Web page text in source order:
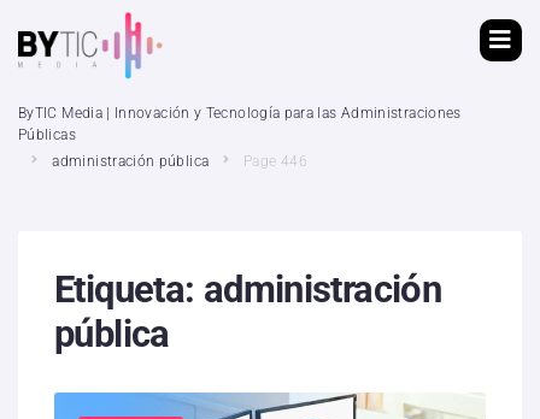
ByTIC Media | Innovación y Tecnología para las Administraciones
Públicas
administración pública
Page 446
Etiqueta: administración
pública